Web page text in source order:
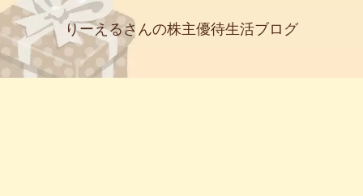
りーえるさんの株主優待生活ブログ